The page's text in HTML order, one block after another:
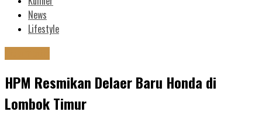
News
Lifestyle
HPM Resmikan Delaer Baru Honda di
Lombok Timur